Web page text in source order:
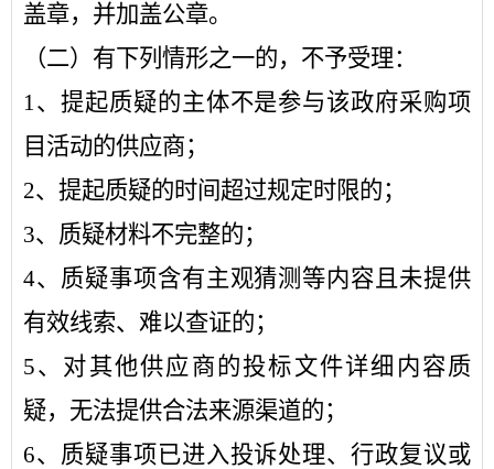
盖章，并加盖公章。
（二）有下列情形之一的，不予受理：
1、提起质疑的主体不是参与该政府采购项
目活动的供应商；
2、提起质疑的时间超过规定时限的；
3、质疑材料不完整的；
4、质疑事项含有主观猜测等内容且未提供
有效线索、难以查证的；
5、对其他供应商的投标文件详细内容质
疑，无法提供合法来源渠道的；
6、质疑事项已进入投诉处理、行政复议或